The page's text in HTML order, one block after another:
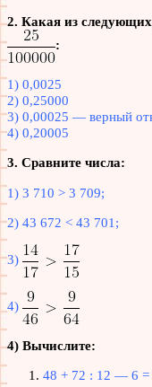
2. Какая из
:
1) 0,0025
2) 0,25000
3) 0,00025 — верный
4) 0,20005
3. Сравните числа:
1) 3 710 > 3 709;
2) 43 672 < 43 701;
3)
4)
4) Вычислите:
48 + 72 : 12 — 6